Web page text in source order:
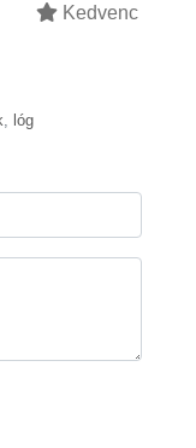
Kedvenc
lóg